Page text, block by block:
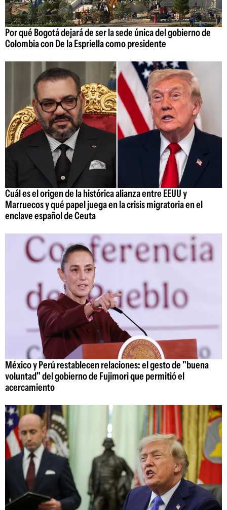
Por qué Bogotá dejará de ser la sede única del gobierno de
Colombia con De la Espriella como presidente
Cuál es el origen de la histórica alianza entre EEUU y
Marruecos y qué papel juega en la crisis migratoria en el
enclave español de Ceuta
México y Perú restablecen relaciones: el gesto de "buena
voluntad" del gobierno de Fujimori que permitió el
acercamiento